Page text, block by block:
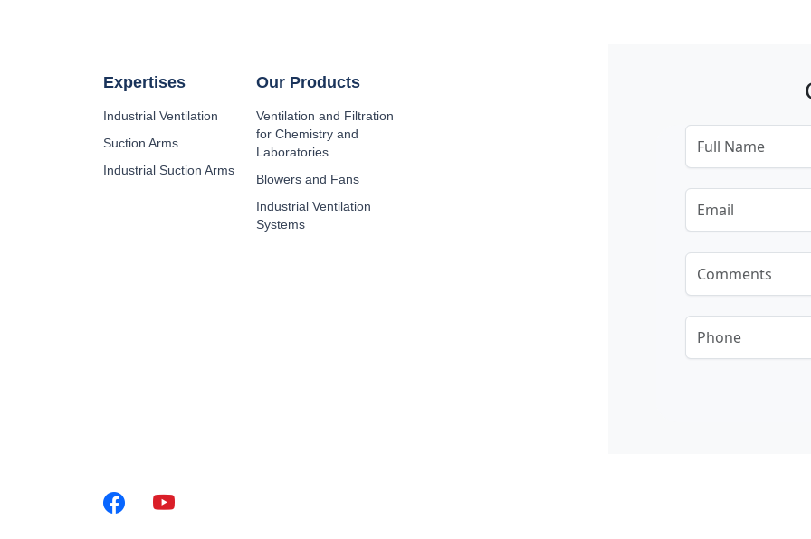
Expertises
Industrial Ventilation
Suction Arms
Industrial Suction Arms
Our Products
Ventilation and Filtration
for Chemistry and
Laboratories
Blowers and Fans
Industrial Ventilation
Systems